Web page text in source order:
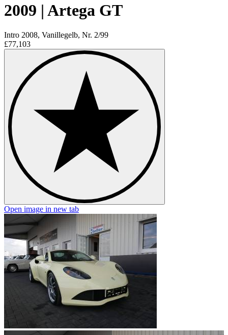
2009 | Artega GT
Intro 2008, Vanillegelb, Nr. 2/99
£77,103
Open image in new tab